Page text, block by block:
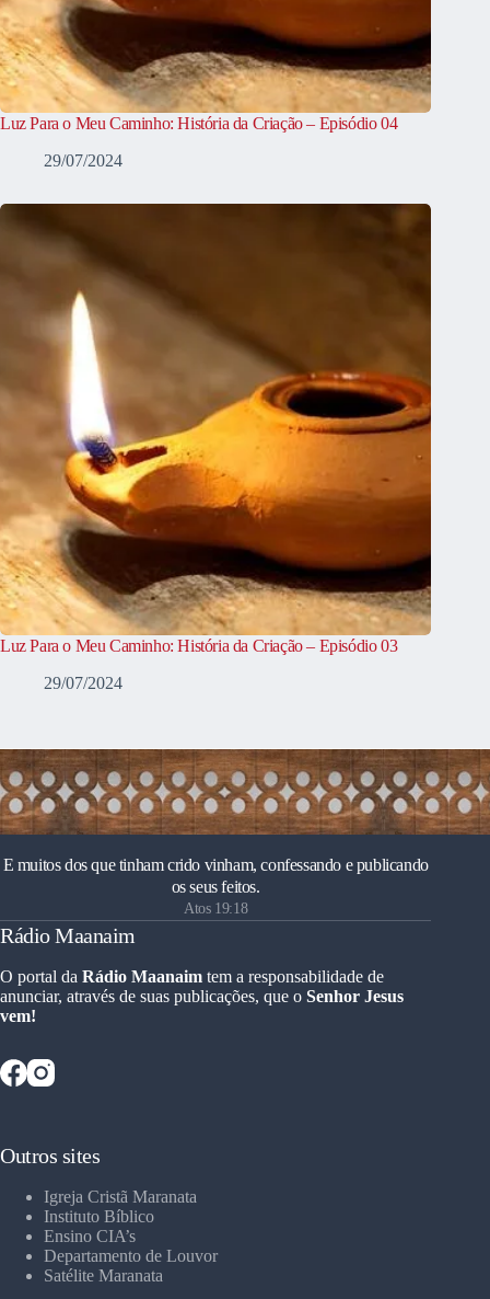
Luz Para o Meu Caminho: História da Criação – Episódio 04
29/07/2024
Luz Para o Meu Caminho: História da Criação – Episódio 03
29/07/2024
E muitos dos que tinham crido vinham, confessando e publicando
os seus feitos.
Atos 19:18
Rádio Maanaim
O portal da Rádio Maanaim tem a responsabilidade de
anunciar, através de suas publicações, que o Senhor Jesus
vem!
Outros sites
Igreja Cristã Maranata
Instituto Bíblico
Ensino CIA’s
Departamento de Louvor
Satélite Maranata